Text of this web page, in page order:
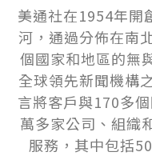
美通社在1954年開
河，通過分佈在南
個國家和地區的無
全球領先新聞機構
言將客戶與170多
萬多家公司、組織
服務，其中包括